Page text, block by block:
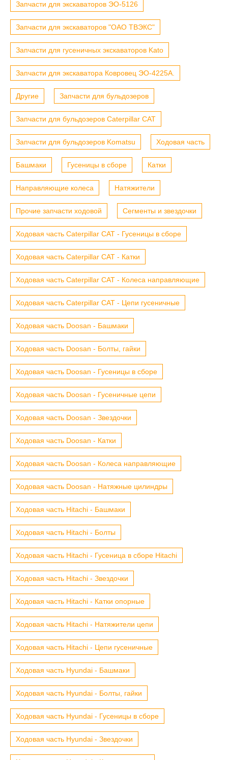
Запчасти для экскаваторов ЭО-5126
Запчасти для экскаваторов "ОАО ТВЭКС"
Запчасти для гусеничных экскаваторов Kato
Запчасти для экскаватора Ковровец ЭО-4225А.
Другие Запчасти для бульдозеров
Запчасти для бульдозеров Caterpillar CAT
Запчасти для бульдозеров Komatsu Ходовая часть
Башмаки Гусеницы в сборе Катки
Направляющие колеса Натяжители
Прочие запчасти ходовой Сегменты и звездочки
Ходовая часть Caterpillar CAT - Гусеницы в сборе
Ходовая часть Caterpillar CAT - Катки
Ходовая часть Caterpillar CAT - Колеса направляющие
Ходовая часть Caterpillar CAT - Цепи гусеничные
Ходовая часть Doosan - Башмаки
Ходовая часть Doosan - Болты, гайки
Ходовая часть Doosan - Гусеницы в сборе
Ходовая часть Doosan - Гусеничные цепи
Ходовая часть Doosan - Звездочки
Ходовая часть Doosan - Катки
Ходовая часть Doosan - Колеса направляющие
Ходовая часть Doosan - Натяжные цилиндры
Ходовая часть Hitachi - Башмаки
Ходовая часть Hitachi - Болты
Ходовая часть Hitachi - Гусеница в сборе Hitachi
Ходовая часть Hitachi - Звездочки
Ходовая часть Hitachi - Катки опорные
Ходовая часть Hitachi - Натяжители цепи
Ходовая часть Hitachi - Цепи гусеничные
Ходовая часть Hyundai - Башмаки
Ходовая часть Hyundai - Болты, гайки
Ходовая часть Hyundai - Гусеницы в сборе
Ходовая часть Hyundai - Звездочки